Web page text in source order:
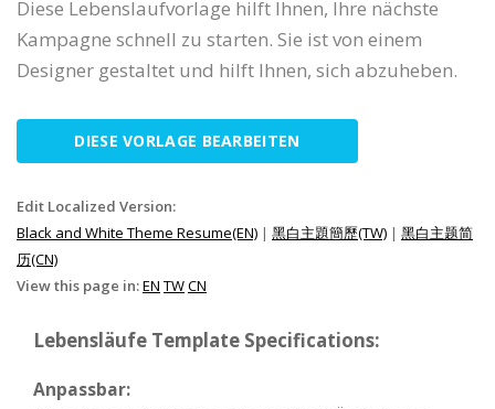
Diese Lebenslaufvorlage hilft Ihnen, Ihre nächste
Kampagne schnell zu starten. Sie ist von einem
Designer gestaltet und hilft Ihnen, sich abzuheben.
DIESE VORLAGE BEARBEITEN
Edit Localized Version:
Black and White Theme Resume(EN) | 黑白主題簡歷(TW) | 黑白主题简
历(CN)
View this page in:EN TWCN
Lebensläufe Template Specifications:
Anpassbar: